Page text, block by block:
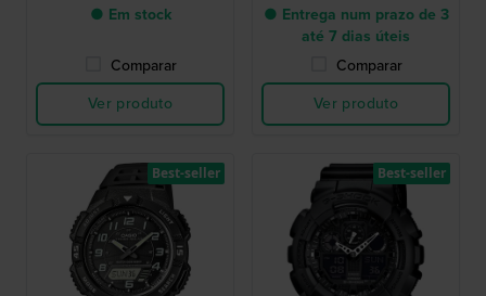
● Em stock
Comparar
Ver produto
● Entrega num prazo de 3
até 7 dias úteis
Comparar
Ver produto
Best-seller Best-seller